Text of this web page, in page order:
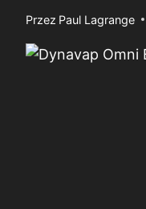
Przez Paul Lagrange